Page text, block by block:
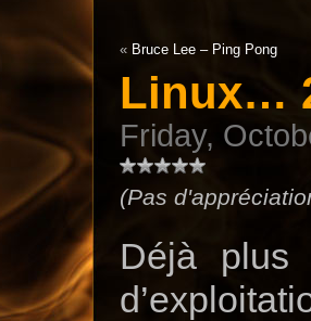
« Bruce Lee – Ping Pong
Linux…
Friday,
(Pas
Déjà plus